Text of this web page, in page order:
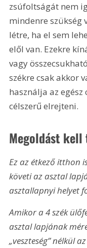
zsúfoltságát nem
mindenre szükség
létre, ha el sem
elől van. Ezekre
vagy
székre csak akkor
használja az
célszerű elrejteni.
Megoldást
Ez az étkező itthon
követi az asztal
asztallapnyi helyet
Amikor a 4 szék
asztal lapjának
„veszteség” nélkül